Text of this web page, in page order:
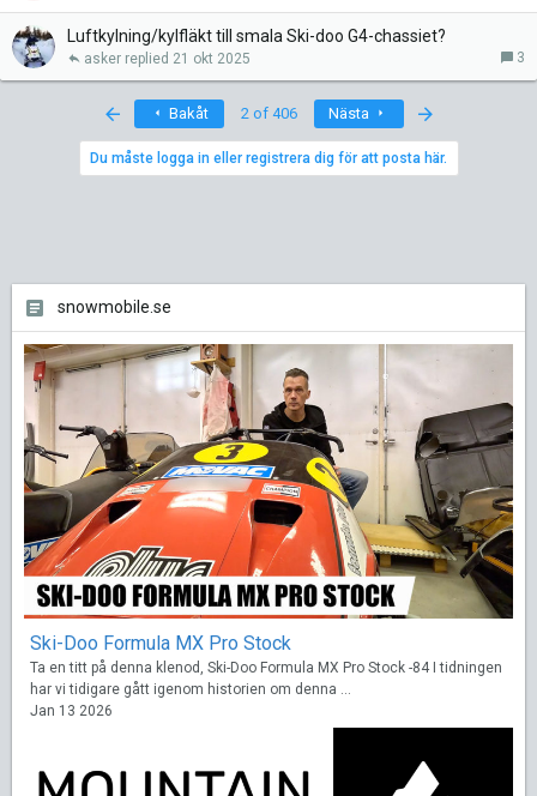
Luftkylning/kylfläkt till smala Ski-doo G4-chassiet?
3
21 okt 2025
asker
Bakåt 2 of 406 Nästa
Du måste logga in eller registrera dig för att posta här.
snowmobile.se
Ski-Doo Formula MX Pro Stock
Ta en titt på denna klenod, Ski-Doo Formula MX Pro Stock -84 I tidningen
har vi tidigare gått igenom historien om denna ...
Jan 13 2026